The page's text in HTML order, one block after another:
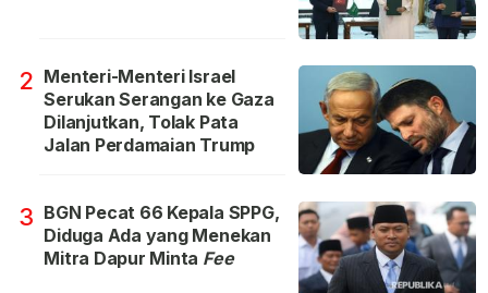
2 Menteri-Menteri Israel
Serukan Serangan ke Gaza
Dilanjutkan, Tolak Pata
Jalan Perdamaian Trump
3 BGN Pecat 66 Kepala SPPG,
Diduga Ada yang Menekan
Mitra Dapur Minta Fee